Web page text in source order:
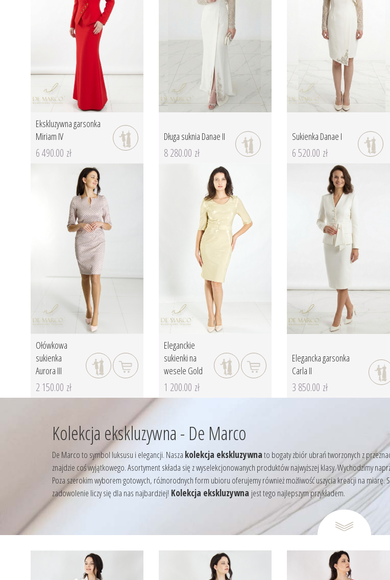
Ekskluzywna garsonka
Miriam IV
6 490.00 zł
Długa suknia Danae II
8 280.00 zł
Sukienka Danae I
6 520.00 zł
Ołówkowa
sukienka
Aurora III
2 150.00 zł
Eleganckie
sukienki na
wesele Gold
1 200.00 zł
Elegancka garsonka
Carla II
3 850.00 zł
Kolekcja ekskluzywna - De Marco
De Marco to symbol luksusu i elegancji. Nasza kolekcja ekskluzywnato bogaty zbiór ubrań tworzonych z
znajdzie coś wyjątkowego. Asortyment składa się z wyselekcjonowanych produktów najwyższej klasy. Wychodzimy
Poza szerokim wyborem gotowych, różnorodnych form ubioru oferujemy również możliwość uszycia kreacji na
zadowolenie liczy się dla nas najbardziej! Kolekcja ekskluzywna jest tego najlepszym przykładem.